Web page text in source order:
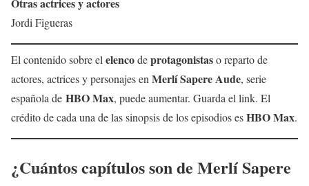
Jordi Figueras
El contenido sobre el elencodeprotagonistaso reparto de
actores, actrices y personajes en Merlí Sapere Aude, serie
española de HBO Max, puede aumentar. Guarda el link. El
crédito de cada una de las sinopsis de los episodios esHBO Max.
¿Cuántos capítulos son de Merlí Sapere